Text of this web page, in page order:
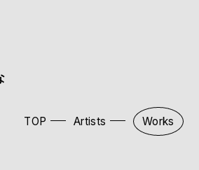
TOP Artists Works